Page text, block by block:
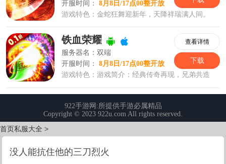
首页 >
私服大全
没人能抗住他的三刀烈火